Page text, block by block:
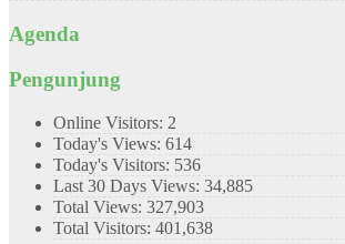
Agenda
Pengunjung
Online Visitors: 2
Today's Views: 614
Today's Visitors: 536
Last 30 Days Views: 34,885
Total Views: 327,903
Total Visitors: 401,638